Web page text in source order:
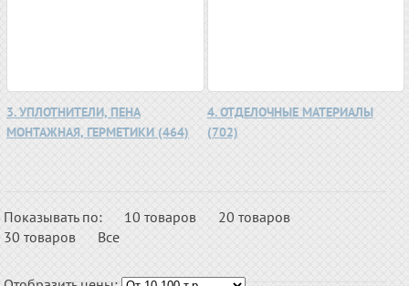
3. УПЛОТНИТЕЛИ, ПЕНА
МОНТАЖНАЯ, ГЕРМЕТИКИ (464)
4. ОТДЕЛОЧНЫЕ МАТЕРИАЛЫ
(702)
Показывать по: 10 товаров
20 товаров
30 товаров
Все